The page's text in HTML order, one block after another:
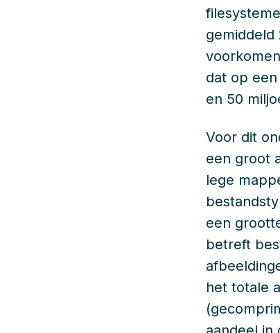
gemiddeld
dat op
en 50
Voor dit
een groot
lege
een
betreft
het totale